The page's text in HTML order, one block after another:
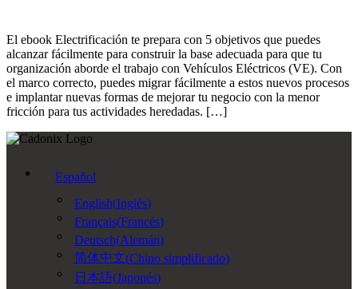
El ebook Electrificación te prepara con 5 objetivos que puedes
alcanzar fácilmente para construir la base adecuada para que tu
organización aborde el trabajo con Vehículos Eléctricos (VE). Con
el marco correcto, puedes migrar fácilmente a estos nuevos procesos
e implantar nuevas formas de mejorar tu negocio con la menor
fricción para tus actividades heredadas. […]
Español
English(Inglés)
Français(Francés)
Deutsch(Alemán)
简体中文(Chino simplificado)
日本語(Japonés)